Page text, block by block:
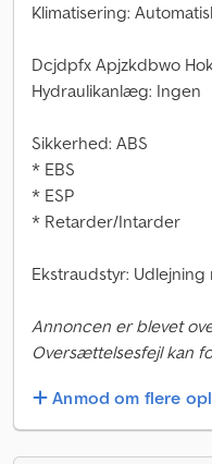
Klimatisering:
Dcjdpfx Apjzkdbwo
Hydraulikanlæg: Ingen
Sikkerhed: ABS
* EBS
* ESP
* Retarder/Intarder
Ekstraudstyr: Udlejning
Annoncen er blevet
Oversættelsesfejl kan
Anmod om flere